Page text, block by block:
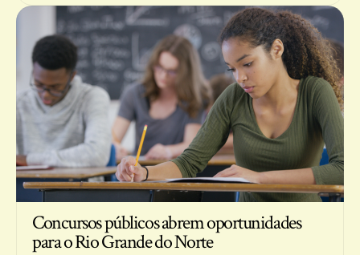
Concursos públicos abrem oportunidades
para o Rio Grande do Norte